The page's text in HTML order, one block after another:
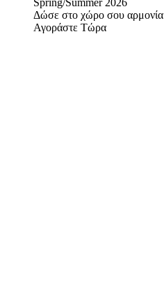
Spring/Summer 2026
Δώσε στο χώρο σου αρμονία
Αγοράστε Τώρα